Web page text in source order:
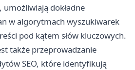
dokładne
w algorytmach wyszukiwarek
pod kątem słów kluczowych.
także przeprowadzanie
SEO, które identyfikują